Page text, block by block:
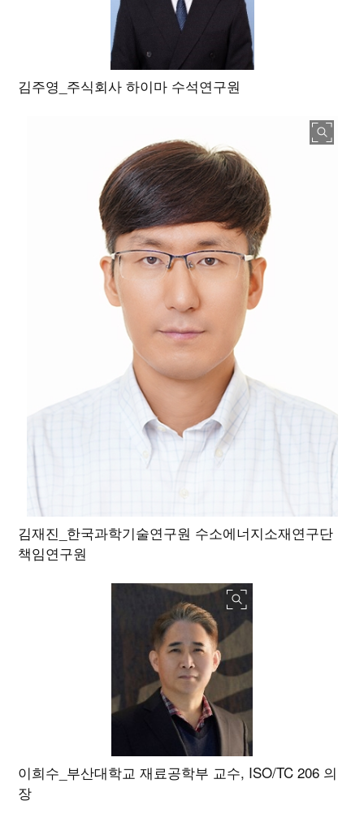
김주영_주식회사 하이마 수석연구원
김재진_한국과학기술연구원 수소에너지소재연구단
책임연구원
이희수_부산대학교 재료공학부 교수, ISO/TC 206 의
장